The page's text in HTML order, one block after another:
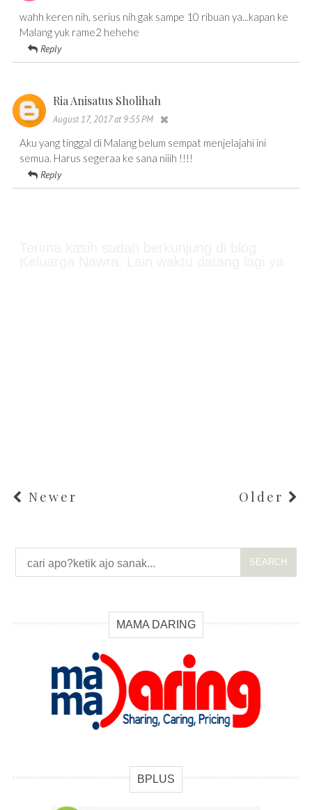
wahh keren nih, serius nih gak sampe 10 ribuan ya...kapan ke
Malang yuk rame2 hehehe
Reply
Ria Anisatus Sholihah
August 17, 2017 at 9:55 PM
Aku yang tinggal di Malang belum sempat menjelajahi ini
semua. Harus segeraa ke sana niiih !!!!
Reply
Newer Older
SEARCH
MAMA DARING
BPLUS